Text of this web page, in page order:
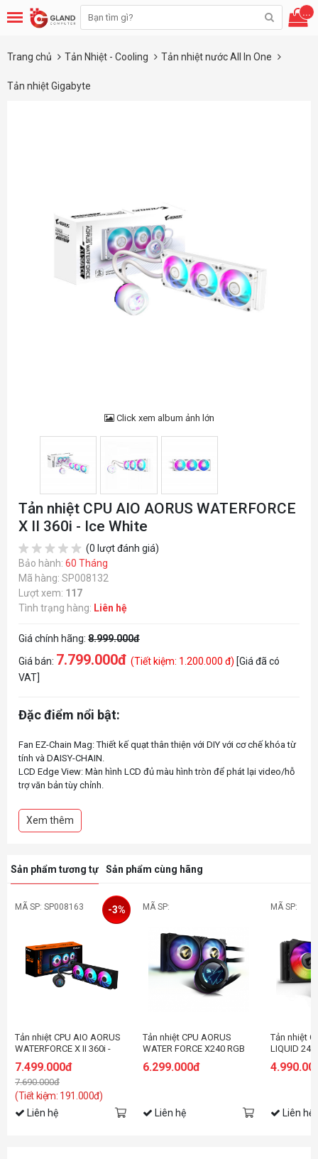
...
Trang chủ Tản Nhiệt - Cooling Tản nhiệt nước All In One
Tản nhiệt Gigabyte
Click xem album ảnh lớn
Tản nhiệt CPU AIO AORUS WATERFORCE
X II 360i - Ice White
(0 lượt đánh giá)
Bảo hành: 60 Tháng
Mã hàng: SP008132
Lượt xem: 117
Tình trạng hàng: Liên hệ
Giá chính hãng: 8.999.000đ
Giá bán: 7.799.000đ (Tiết kiệm: 1.200.000 đ) [Giá đã có
VAT]
Đặc điểm nổi bật:
Fan EZ-Chain Mag: Thiết kế quạt thân thiện với DIY với cơ chế khóa từ
tính và DAISY-CHAIN.
LCD Edge View: Màn hình LCD đủ màu hình tròn để phát lại video/hỗ
trợ văn bản tùy chỉnh.
giảm tiếng ồn.
Khối nước và quạt có tính năng chiếu sáng chuyển màu và đèn quạt
Thiết kế phổ biến để điều khiển RPM của quạt và bơm, tương thích với
Xem thêm
Sản phẩm tương tự Sản phẩm cùng hãng
MÃ SP: SP008163
Tản nhiệt CPU AIO AORUS
WATERFORCE X II 360i -
7.499.000đ
7.690.000đ
(Tiết kiệm: 191.000đ)
-3%
Liên hệ
MÃ SP:
Tản nhiệt CPU AORUS
WATER FORCE X240 RGB
6.299.000đ
Liên hệ
MÃ SP:
Tản nhiệt
LIQUID 240
Liên hệ